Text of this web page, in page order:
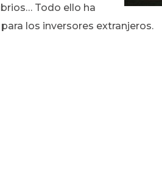
Todo ello ha
los inversores extranjeros.